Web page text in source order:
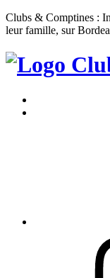
Clubs & Comptines :
leur famille, sur
Clubs
Comptines